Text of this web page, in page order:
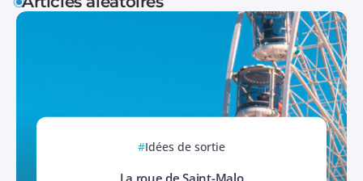
Idées de sortie
La roue de Saint-Malo